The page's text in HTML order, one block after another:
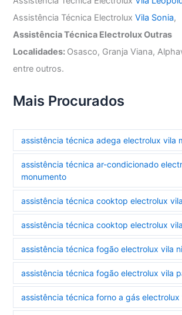
Assistência Técnica ElectroluxVila Sonia,
Assistência Técnica Electrolux Outras
Localidades: Osasco, Granja Viana,
entre outros.
Mais Procurados
assistência técnica adega electrolux vila
assistência técnica ar-condicionado
monumento
assistência técnica cooktop electrolux
assistência técnica cooktop electrolux
assistência técnica fogão electrolux vila
assistência técnica fogão electrolux vila
assistência técnica forno a gás electrolux